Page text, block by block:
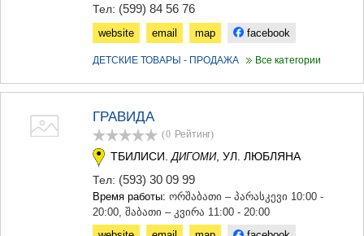
Тел: (599) 84 56 76
website email map facebook
ДЕТСКИЕ ТОВАРЫ - ПРОДАЖА Все категории
ГРАВИДА
(0 Рейтинг)
ТБИЛИСИ. ДИГОМИ, УЛ. ЛЮБЛЯНА
Тел: (593) 30 09 99
Время работы: ორშაბათი – პარასკევი 10:00 -
20:00, შაბათი – კვირა 11:00 - 20:00